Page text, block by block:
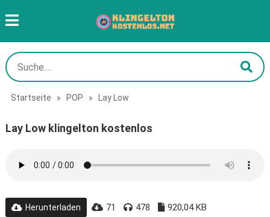
Startseite » POP » Lay Low
Lay Low klingelton kostenlos
Herunterladen 71 478 920,04 KB